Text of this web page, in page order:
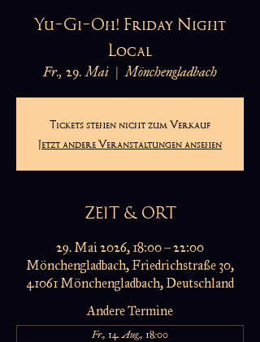
Yu-Gi-Oh! Friday Night
Local
Fr., 29. Mai
  |
Mönchengladbach
Tickets stehen nicht zum Verkauf
Jetzt andere Veranstaltungen ansehen
ZEIT & ORT
29. Mai 2026, 18:00 – 22:00
Mönchengladbach, Friedrichstraße 30,
41061 Mönchengladbach, Deutschland
Andere Termine
Fr., 14. Aug., 18:00